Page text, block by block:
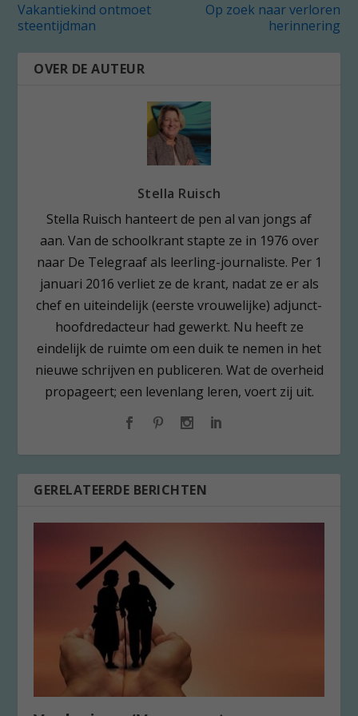
Vakantiekind ontmoet
steentijdman
Op zoek naar verloren
herinnering
OVER DE AUTEUR
Stella Ruisch
Stella Ruisch hanteert de pen al van jongs af
aan. Van de schoolkrant stapte ze in 1976 over
naar De Telegraaf als leerling-journaliste. Per 1
januari 2016 verliet ze de krant, nadat ze er als
chef en uiteindelijk (eerste vrouwelijke) adjunct-
hoofdredacteur had gewerkt. Nu heeft ze
eindelijk de ruimte om een duik te nemen in het
nieuwe schrijven en publiceren. Wat de overheid
propageert; een levenlang leren, voert zij uit.
GERELATEERDE BERICHTEN